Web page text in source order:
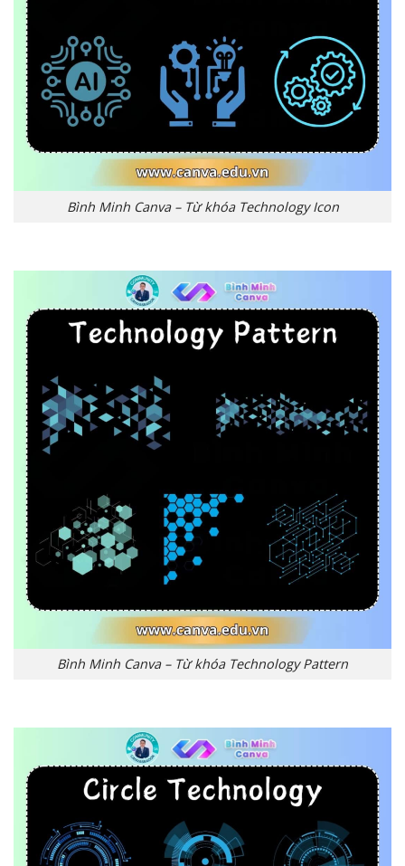
Bình Minh Canva – Từ khóa Technology Icon
Bình Minh Canva – Từ khóa Technology Pattern